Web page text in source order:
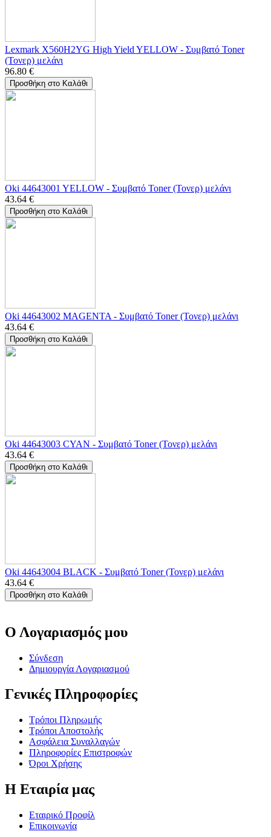
Lexmark X560H2YG High Yield YELLOW - Συμβατό Toner
(Τονερ) μελάνι
96.80 €
Προσθήκη στο Καλάθι
Oki 44643001 YELLOW - Συμβατό Toner (Τονερ) μελάνι
43.64 €
Προσθήκη στο Καλάθι
Oki 44643002 MAGENTA - Συμβατό Toner (Τονερ) μελάνι
43.64 €
Προσθήκη στο Καλάθι
Oki 44643003 CYAN - Συμβατό Toner (Τονερ) μελάνι
43.64 €
Προσθήκη στο Καλάθι
Oki 44643004 BLACK - Συμβατό Toner (Τονερ) μελάνι
43.64 €
Προσθήκη στο Καλάθι
Ο Λογαριασμός μου
Σύνδεση
Δημιουργία Λογαριασμού
Γενικές Πληροφορίες
Τρόποι Πληρωμής
Τρόποι Αποστολής
Ασφάλεια Συναλλαγών
Πληροφορίες Επιστροφών
Όροι Χρήσης
Η Εταιρία μας
Εταιρικό Προφίλ
Επικοινωνία